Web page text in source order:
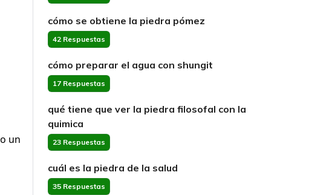
un
cómo se obtiene la piedra pómez
42 Respuestas
cómo preparar el agua con shungit
17 Respuestas
qué tiene que ver la piedra filosofal con la
quimica
23 Respuestas
cuál es la piedra de la salud
35 Respuestas